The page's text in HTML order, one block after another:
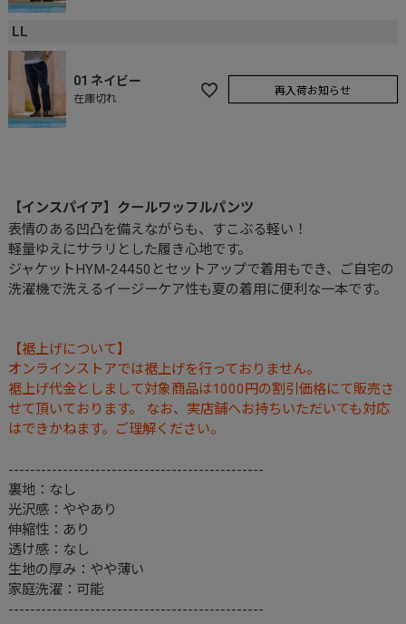
LL
01 ネイビー
在庫切れ
再入荷お知らせ
【インスパイア】クールワッフルパンツ
表情のある凹凸を備えながらも、すこぶる軽い！
軽量ゆえにサラリとした履き心地です。
ジャケットHYM-24450とセットアップで着用もでき、ご自宅の
洗濯機で洗えるイージーケア性も夏の着用に便利な一本です。
【裾上げについて】
オンラインストアでは裾上げを行っておりません。
裾上げ代金としまして対象商品は1000円の割引価格にて販売さ
せて頂いております。 なお、実店舗へお持ちいただいても対応
はできかねます。ご理解ください。
-----------------------------------------------
裏地：なし
光沢感：ややあり
伸縮性：あり
透け感：なし
生地の厚み：やや薄い
家庭洗濯：可能
-----------------------------------------------